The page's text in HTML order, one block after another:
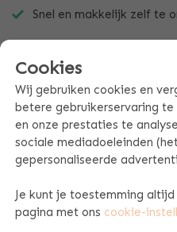
Snel en makkelijk zelf te
PRODUCT SPECIFICATIES
Cookies
Wij gebruiken cookies en
betere gebruikerservaring
en onze prestaties te
sociale mediadoeleinden
gepersonaliseerde
Je kunt je toestemming
pagina met ons cookie-